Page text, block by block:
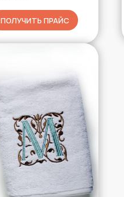
ПОЛУЧИТЬ ПРАЙС